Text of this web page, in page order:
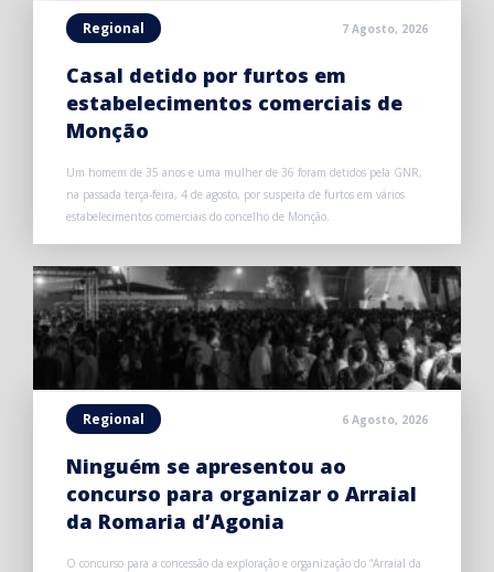
Regional 7 Agosto, 2026
Casal detido por furtos em
estabelecimentos comerciais de
Monção
Um homem de 35 anos e uma mulher de 36 foram detidos pela GNR,
na passada terça-feira, 4 de agosto, por suspeita de furtos em vários
estabelecimentos comerciais do concelho de Monção.
Regional 6 Agosto, 2026
Ninguém se apresentou ao
concurso para organizar o Arraial
da Romaria d’Agonia
O concurso para a concessão da exploração e organização do “Arraial da